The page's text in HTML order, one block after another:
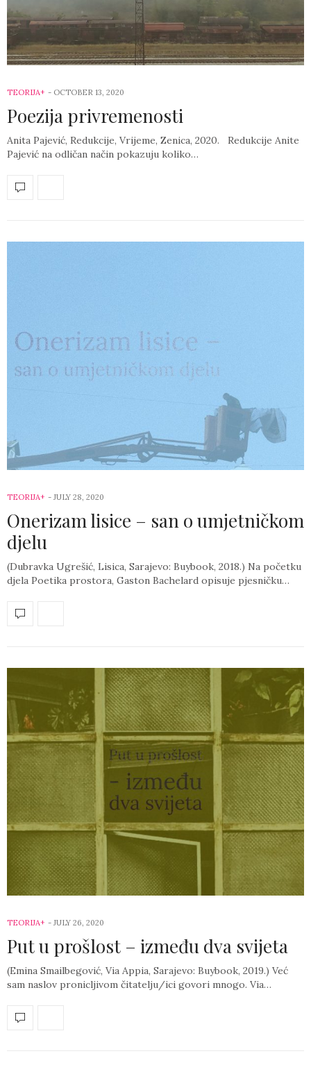
TEORIJA+ - OCTOBER 13, 2020
Poezija privremenosti
Anita Pajević, Redukcije, Vrijeme, Zenica, 2020. Redukcije Anite
Pajević na odličan način pokazuju koliko…
TEORIJA+ - JULY 28, 2020
Onerizam lisice – san o umjetničkom
djelu
(Dubravka Ugrešić, Lisica, Sarajevo: Buybook, 2018.) Na početku
djela Poetika prostora, Gaston Bachelard opisuje pjesničku…
TEORIJA+ - JULY 26, 2020
Put u prošlost – između dva svijeta
(Emina Smailbegović, Via Appia, Sarajevo: Buybook, 2019.) Već
sam naslov pronicljivom čitatelju/ici govori mnogo. Via…